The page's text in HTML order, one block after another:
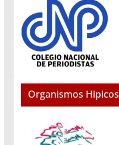
Organismos Hipicos